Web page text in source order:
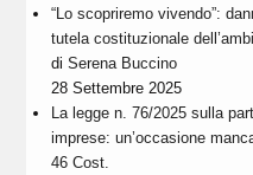
“Lo scopriremo vivendo”:
tutela costituzionale
diSerena Buccino
28 Settembre 2025
La legge n. 76/2025 sulla
imprese: un’occasione
46 Cost.